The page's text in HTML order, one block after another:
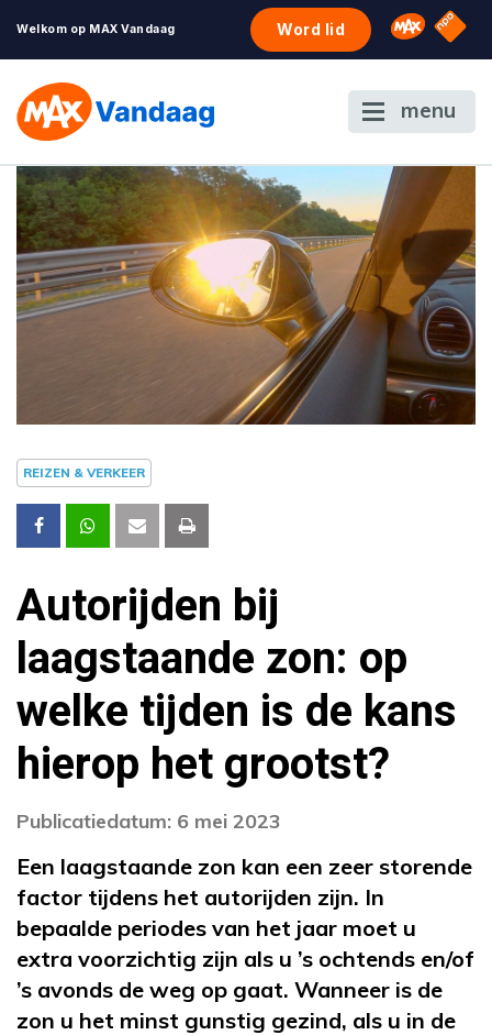
Welkom op MAX Vandaag Word lid Omroep
NPO
menu
REIZEN & VERKEER
Autorijden bij
laagstaande zon: op
welke tijden is de kans
hierop het grootst?
Publicatiedatum: 6 mei 2023
Een laagstaande zon kan een zeer storende
factor tijdens het autorijden zijn. In
bepaalde periodes van het jaar moet u
extra voorzichtig zijn als u ’s ochtends en/of
’s avonds de weg op gaat. Wanneer is de
zon u het minst gunstig gezind, als u in de